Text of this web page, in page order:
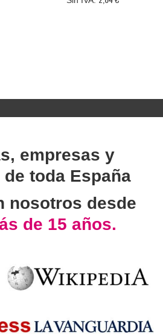
empresas y
toda España
nosotros desde
de 15 años.